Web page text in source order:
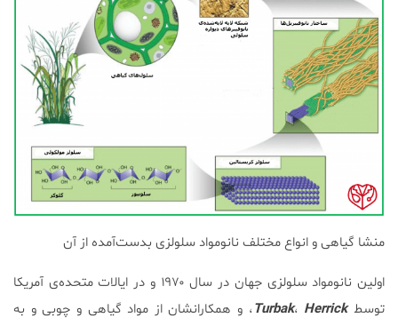
منشا گیاهی و انواع مختلف نانومواد سلولزی بدست‌آمده از آن
اولین نانومواد سلولزی جهان در سال ۱۹۷۰ و در ایالات متحده‌ی آمریکا
توسط
Turbak، Herrick
، و همکارانشان از مواد گیاهی و چوبی و به